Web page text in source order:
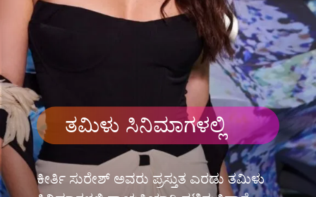
ಕೀರ್ತಿ ಸುರೇಶ್ ಅವರು ಪ್ರಸ್ತುತ ಎರಡು ತಮಿಳು
ತಮಿಳು ಸಿನಿಮಾಗಳಲ್ಲಿ